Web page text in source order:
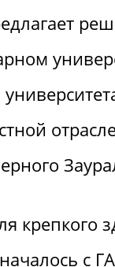
крепкого
с